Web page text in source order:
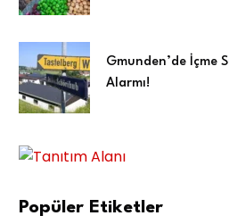
Gmunden’de İçme
Alarmı!
Popüler Etiketler